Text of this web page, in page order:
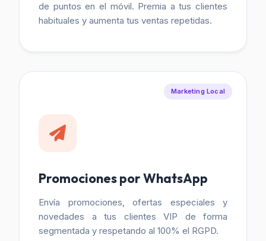
de puntos en el móvil. Premia a tus clientes
habituales y aumenta tus ventas repetidas.
Marketing Local
Promociones por WhatsApp
Envía promociones, ofertas especiales y
novedades a tus clientes VIP de forma
segmentada y respetando al 100% el RGPD.